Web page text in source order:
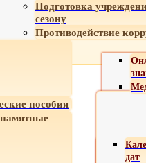
Подготовка
сезону
Противодействие
пособия
дат